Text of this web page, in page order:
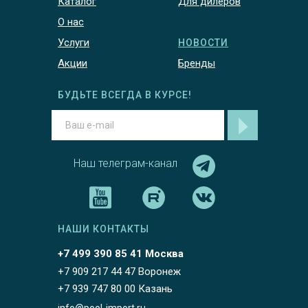
О нас
Услуги
Акции
НОВОСТИ
Бренды
Наш телеграм-канал
БУДЬТЕ ВСЕГДА В КУРСЕ!
+7 499 390 85 41 Москва
НАШИ КОНТАКТЫ
+7 909 217 44 47 Воронеж
+7 939 747 80 00 Казань